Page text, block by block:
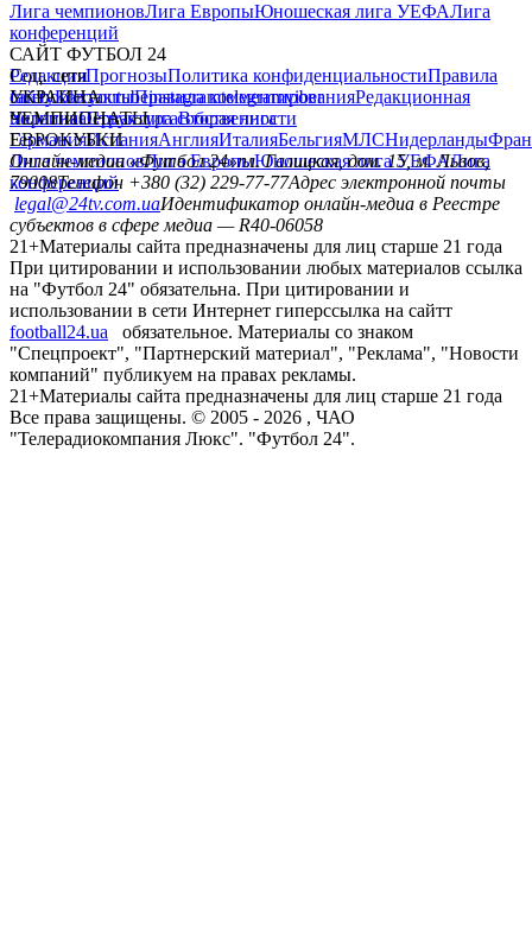
Лига чемпионовЛига ЕвропыЮношеская лига УЕФАЛига
конференций
САЙТ ФУТБОЛ 24
РедакцияПрогнозыПолитика конфиденциальностиПравила
сайтуКонтактыПравила комментированияРедакционная
политикаСтруктура собственности
Соц. сети
facebookxyoutubeinstagramtelegramviber
УКРАИНА
УкраинаПервая лигаВторая лига
ЧЕМПИОНАТЫ
ГерманияИспанияАнглияИталияБельгияМЛСНидерланды
ЕВРОКУБКИ
Лига чемпионовЛига ЕвропыЮношеская лига УЕФАЛига
конференций
Онлайн-медиа «Футбол 24»пл. Галицкая, дом. 15, м. Львов,
79008Телефон +380 (32) 229-77-77Адрес электронной почты
legal@24tv.com.uaИдентификатор онлайн-медиа в Реестре
субъектов в сфере медиа — R40-06058
21+Материалы сайта предназначены для лиц старше 21 года
При цитировании и использовании любых материалов ссылка
на "Футбол 24" обязательна. При цитировании и
использовании в сети Интернет гиперссылка на сайтт
football24.ua
обязательное. Материалы со знаком
"Спецпроект", "Партнерский материал", "Реклама", "Новости
компаний" публикуем на правах рекламы.
21+Материалы сайта предназначены для лиц старше 21 года
Все права защищены. © 2005 - 2026 , ЧАО
"Телерадиокомпания Люкс". "Футбол 24".